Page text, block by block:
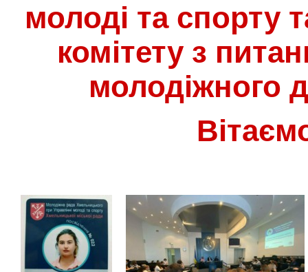
молоді та спорту
комітету з
молодіжного